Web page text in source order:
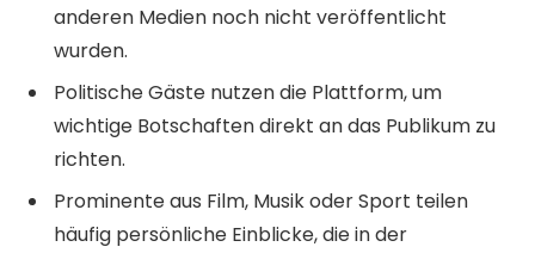
anderen Medien noch nicht veröffentlicht
wurden.
Politische Gäste nutzen die Plattform, um
wichtige Botschaften direkt an das Publikum zu
richten.
Prominente aus Film, Musik oder Sport teilen
häufig persönliche Einblicke, die in der